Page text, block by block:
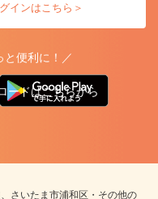
インはこちら＞
と便利に！／
ードはこちらから
さいたま市浦和区・その他の